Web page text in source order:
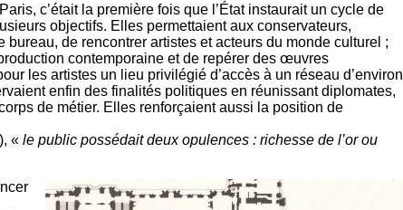
c’était la première fois que l’État instaurait un cycle de
objectifs. Elles permettaient aux conservateurs,
de rencontrer artistes et acteurs du monde culturel ;
contemporaine et de repérer des œuvres
les artistes un lieu privilégié d’accès à un réseau d’environ
enfin des finalités politiques en réunissant diplomates,
de métier. Elles renforçaient aussi la position de
« le public possédait deux opulences : richesse de l’or ou